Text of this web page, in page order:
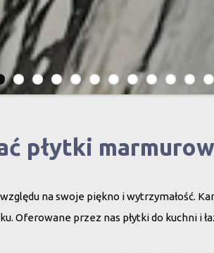
płytki
na swoje piękno i wytrzymałość.
Oferowane przez nas płytki do kuchni i